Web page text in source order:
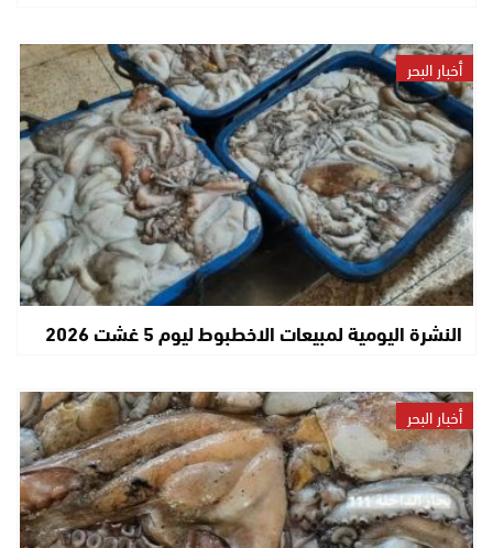
أخبار البحر
النشرة اليومية لمبيعات الاخطبوط ليوم 5 غشت 2026
أخبار البحر